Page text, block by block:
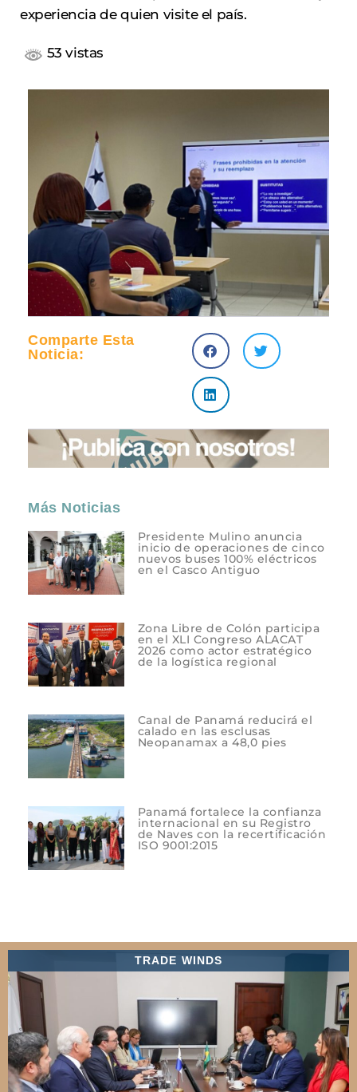
experiencia de quien visite el país.
53 vistas
Comparte Esta
Noticia:
Más Noticias
Presidente Mulino anuncia
inicio de operaciones de cinco
nuevos buses 100% eléctricos
en el Casco Antiguo
Zona Libre de Colón participa
en el XLI Congreso ALACAT
2026 como actor estratégico
de la logística regional
Canal de Panamá reducirá el
calado en las esclusas
Neopanamax a 48,0 pies
Panamá fortalece la confianza
internacional en su Registro
de Naves con la recertificación
ISO 9001:2015
TRADE WINDS